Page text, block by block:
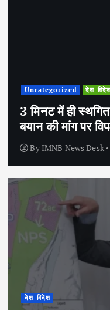
Uncategorized देश-
3 मिनट में ही
बयान की मांग पर
By IMNB News Desk
देश-विदेश